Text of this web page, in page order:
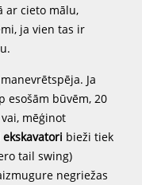
ar cieto mālu,
ja vien tas ir
Ja
esošām būvēm, 20
mēģinot
bieži tiek
tail swing)
negriežas